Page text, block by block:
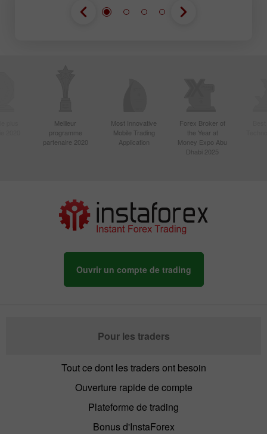
Meilleur
programme
partenaire 2020
Most Innovative
Mobile Trading
Application
Forex Broker of
the Year at
Money Expo Abu
Dhabi 2025
Ouvrir un compte de trading
Pour les traders
Tout ce dont les traders ont besoin
Ouverture rapide de compte
Plateforme de trading
Bonus d'InstaForex